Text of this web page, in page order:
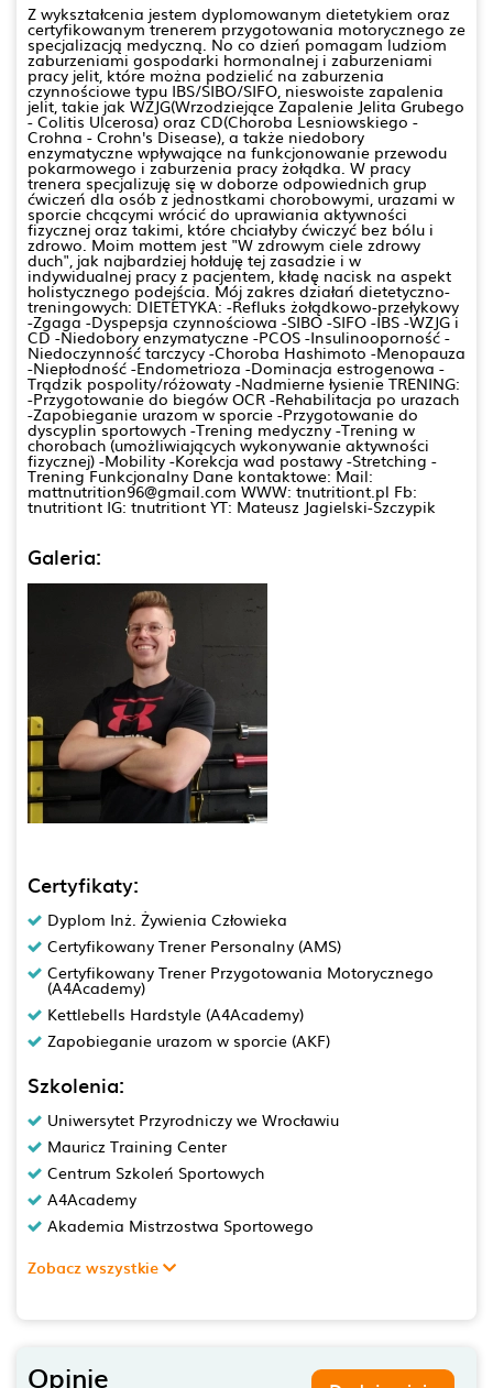
Z wykształcenia jestem dyplomowanym dietetykiem oraz
certyfikowanym trenerem przygotowania motorycznego ze
specjalizacją medyczną. No co dzień pomagam ludziom
zaburzeniami gospodarki hormonalnej i zaburzeniami
pracy jelit, które można podzielić na zaburzenia
czynnościowe typu IBS/SIBO/SIFO, nieswoiste zapalenia
jelit, takie jak WZJG(Wrzodziejące Zapalenie Jelita Grubego
- Colitis Ulcerosa) oraz CD(Choroba Lesniowskiego -
Crohna - Crohn's Disease), a także niedobory
enzymatyczne wpływające na funkcjonowanie przewodu
pokarmowego i zaburzenia pracy żołądka. W pracy
trenera specjalizuję się w doborze odpowiednich grup
ćwiczeń dla osób z jednostkami chorobowymi, urazami w
sporcie chcącymi wrócić do uprawiania aktywności
fizycznej oraz takimi, które chciałyby ćwiczyć bez bólu i
zdrowo. Moim mottem jest "W zdrowym ciele zdrowy
duch", jak najbardziej hołduję tej zasadzie i w
indywidualnej pracy z pacjentem, kładę nacisk na aspekt
holistycznego podejścia. Mój zakres działań dietetyczno-
treningowych: DIETETYKA: -Refluks żołądkowo-przełykowy
-Zgaga -Dyspepsja czynnościowa -SIBO -SIFO -IBS -WZJG i
CD -Niedobory enzymatyczne -PCOS -Insulinooporność -
Niedoczynność tarczycy -Choroba Hashimoto -Menopauza
-Niepłodność -Endometrioza -Dominacja estrogenowa -
Trądzik pospolity/różowaty -Nadmierne łysienie TRENING:
-Przygotowanie do biegów OCR -Rehabilitacja po urazach
-Zapobieganie urazom w sporcie -Przygotowanie do
dyscyplin sportowych -Trening medyczny -Trening w
chorobach (umożliwiających wykonywanie aktywności
fizycznej) -Mobility -Korekcja wad postawy -Stretching -
Trening Funkcjonalny Dane kontaktowe: Mail:
mattnutrition96@gmail.com WWW: tnutritiont.pl Fb:
tnutritiont IG: tnutritiont YT: Mateusz Jagielski-Szczypik
Galeria:
Certyfikaty:
Dyplom Inż. Żywienia Człowieka
Certyfikowany Trener Personalny (AMS)
Certyfikowany Trener Przygotowania Motorycznego
(A4Academy)
Kettlebells Hardstyle (A4Academy)
Zapobieganie urazom w sporcie (AKF)
Szkolenia:
Uniwersytet Przyrodniczy we Wrocławiu
Mauricz Training Center
Centrum Szkoleń Sportowych
A4Academy
Akademia Mistrzostwa Sportowego
Zobacz wszystkie
Opinie